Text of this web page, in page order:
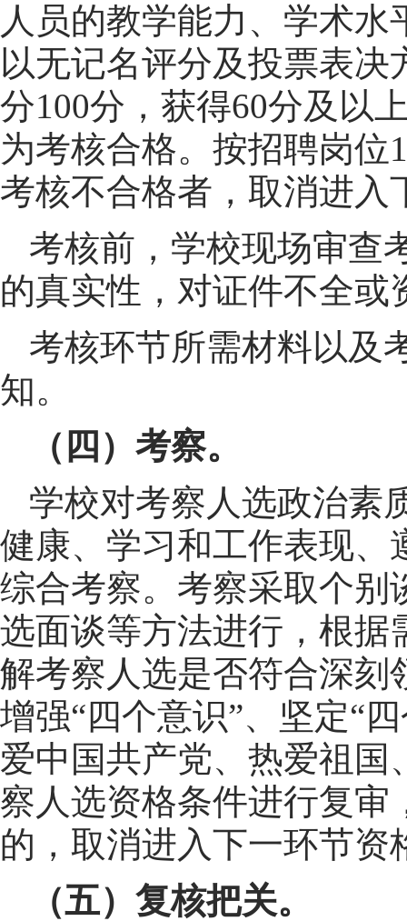
人员的教学能力、学术
以无记名评分及投票表
分100分，获得60分及以
为考核合格。按招聘岗位
考核不合格者，取消进入
考核前，学校现场审查
的真实性，对证件不全
考核环节所需材料以及
知。
（四）考察。
学校对考察人选政治素
健康、学习和工作表现、
综合考察。考察采取个别
选面谈等方法进行，根据
解考察人选是否符合深刻
增强“四个意识”、坚定“
爱中国共产党、热爱祖国
察人选资格条件进行复审
的，取消进入下一环节资
（五）复核把关。